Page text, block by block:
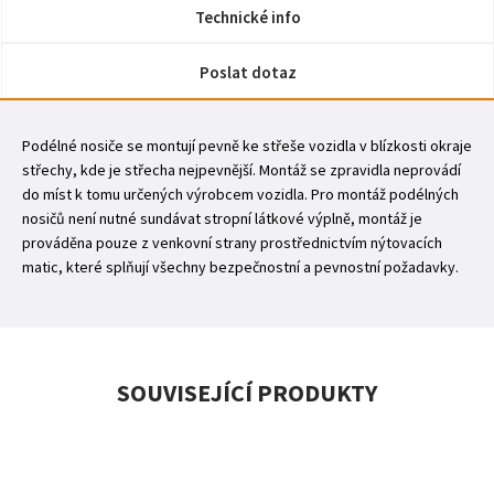
Technické info
Poslat dotaz
Podélné nosiče se montují pevně ke střeše vozidla v blízkosti okraje
střechy, kde je střecha nejpevnější. Montáž se zpravidla neprovádí
do míst k tomu určených výrobcem vozidla. Pro montáž podélných
nosičů není nutné sundávat stropní látkové výplně, montáž je
prováděna pouze z venkovní strany prostřednictvím nýtovacích
matic, které splňují všechny bezpečnostní a pevnostní požadavky.
SOUVISEJÍCÍ PRODUKTY